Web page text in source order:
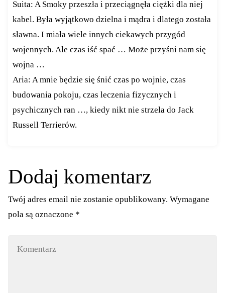
Suita: A Smoky przeszła i przeciągnęła ciężki dla niej
kabel. Była wyjątkowo dzielna i mądra i dlatego została
sławna. I miała wiele innych ciekawych przygód
wojennych. Ale czas iść spać … Może przyśni nam się
wojna …
Aria: A mnie będzie się śnić czas po wojnie, czas
budowania pokoju, czas leczenia fizycznych i
psychicznych ran …, kiedy nikt nie strzela do Jack
Russell Terrierów.
Dodaj komentarz
Twój adres email nie zostanie opublikowany. Wymagane
pola są oznaczone *